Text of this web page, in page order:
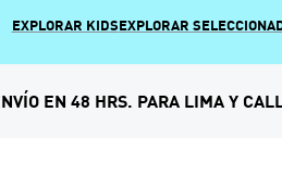
EXPLORAR KIDSEXPLORAR
EN 48 HRS. PARA LIMA Y